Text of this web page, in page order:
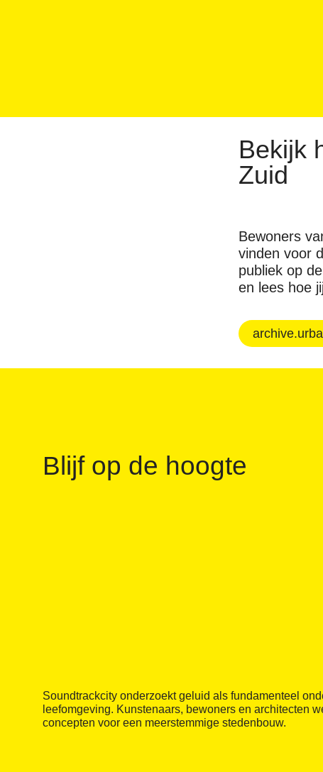
Bekijk
Zuid
Bewoners
vinden voor
publiek op
en lees hoe
Blijf op de hoogte
Soundtrackcity onderzoekt geluid als fundamenteel
leefomgeving. Kunstenaars, bewoners en architecten
concepten voor een meerstemmige stedenbouw.